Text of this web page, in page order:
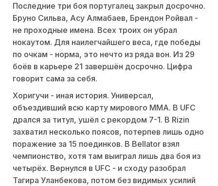
Последние три боя португалец закрыл досрочно.
Бруно Сильва, Асу Алмабаев, Брендон Ройвал -
не проходные имена. Всех троих он убрал
нокаутом. Для наилегчайшего веса, где победы
по очкам - норма, это нечто из ряда вон. Из 29
боёв в карьере 21 завершён досрочно. Цифра
говорит сама за себя.
Хоригучи - иная история. Универсал,
объездивший всю карту мирового ММА. В UFC
дрался за титул, ушёл с рекордом 7-1. В Rizin
захватил несколько поясов, потерпев лишь одно
поражение за 15 поединков. В Bellator взял
чемпионство, хотя там выиграл лишь два боя из
четырёх. Вернулся в UFC - и сходу разобрал
Тагира Уланбекова, потом без видимых усилий